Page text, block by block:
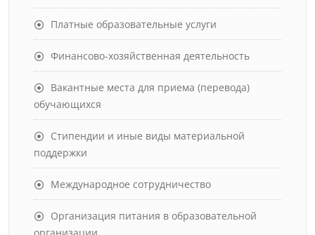
Платные образовательные услуги
Финансово-хозяйственная деятельность
Вакантные места для приема (перевода)
обучающихся
Стипендии и иные виды материальной
поддержки
Международное сотрудничество
Организация питания в образовательной
организации